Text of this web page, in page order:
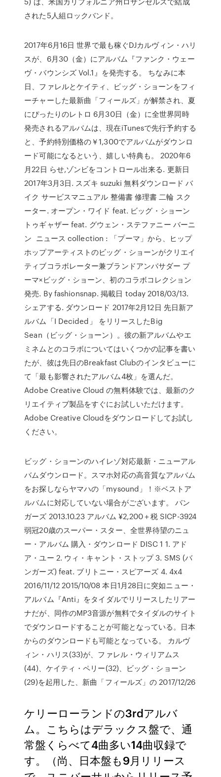
された5人組ロックバンド。
2017年6月16日 世界で最も稼ぐDJカルヴィン・ハリ
スが、6月30（金）にアルバム『ファンク・ウェー
ヴ・バウンシズ Vol.1』を発売する。 ちなみに本
日、ファレルとケイティ、ビッグ・ショーンをフィ
ーチャーした最新曲「フィールズ」が解禁され、夏
にぴったりのレトロ 6月30日（金）に全世界同時
発売されるアルバムは、現在iTunesで先行予約する
と、予約特別価格の￥1,300でアルバムがダウンロ
ード可能になるという、嬉しい特典も。 2020年6
月22日 らせ,ゾンビをコントロール出来る. 更新日
2017年3月3日. スズキ suzuki 無料ダウンロード バ
イク サービスマニュアル 整備書 修理書 二輪 スク
ーター. オープン・ワイド feat. ビッグ・ショーン
トゥギャザー feat. グウェン・ステファニー バーニ
ン ニュース collection : 「プーマ」から、ヒップ
ホップアーティストのビッグ・ショーンがクリエイ
ティブコラボレーター兼ブランドアンバサダー プ
ーマ×ビッグ・ショーン、初のコラボコレクション
発売. By fashionsnap. 掲載日 today 2018/03/13.
シェアする. ダウンロード 2017年2月12日 先日新ア
ルバム「I Decided」 をリリースしたBig
Sean（ビッグ・ショーン）。彼の新アルバムやエ
ミネムとのコラボについてはいくつかの記事を書い
たが、彼は先日のBreakfast Clubのインタビューに
て「最も影響されたアルバム4枚」を選んだ。
Adobe Creative Cloud の無料体験では、最新のク
リエイティブ製品をすぐにお試しいただけます。
Adobe Creative Cloudをダウンロードしてお試し
ください。
ビッグ・ショーンのハイレゾ対応最新・ニューアル
バムダウンロード。スマホ対応の高音質なアルバム
をお探しならヤマハの「mysound」！※ベストア
ルバムに対応していない場合がございます。 バン
ガーズ 2013.10.23 アルバム ¥2,200＋税 SICP-3924
弱冠20歳のスーパー・スター、全世界待望のニュ
ー・アルバム 購入・ダウンロード DISC 1 1. アド
ア・ユー 2. ウィ・キャント・ストップ 3. SMS (バ
ンガーズ) feat. ブリトニー・スピアーズ 4. 4x4
2016/11/12 2015/10/08 本日1月28日に突如ニュー・
アルバム『Anti』をタイダルでリリースしたリアー
ナだが、同作のMP3音源が無料でタイダルのサイト
でダウンロードすることが可能となっている。日本
からのダウンロードも可能となっている。 カルヴ
ィン・ハリス(33)が、ファレル・ウィリアムス
(44)、ケイティ・ペリー(32)、ビッグ・ショーン
(29)を起用した、新曲「フィールズ」の 2017/12/26
ケリーローランドの3rdアルバ
ム。こちらはデラックス盤で、通
常盤くらべて4曲多い14曲収録で
す。（尚、日本盤も9月リリース